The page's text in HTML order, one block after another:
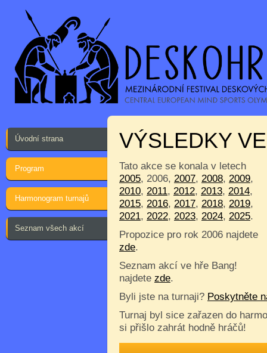
Úvodní strana
Program
Harmonogram turnajů
Seznam všech akcí
VÝSLEDKY
Tato akce se konala v letech
2005, 2006, 2007, 2008, 2009,
2010, 2011, 2012, 2013, 2014,
2015, 2016, 2017, 2018, 2019,
2021, 2022, 2023, 2024, 2025.
Propozice pro rok 2006 najdete
zde.
Seznam akcí ve hře Bang!
najdete zde.
Byli jste na turnaji? Poskytněte
Turnaj byl sice zařazen do
si přišlo zahrát hodně hráčů!